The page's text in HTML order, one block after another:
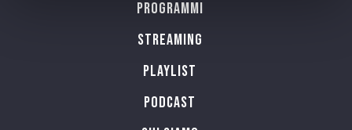
Programmi
Streaming
Playlist
PODCAST